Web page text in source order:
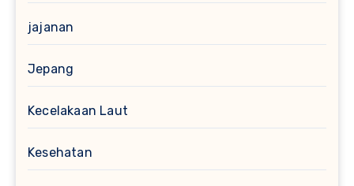
jajanan
Jepang
Kecelakaan Laut
Kesehatan